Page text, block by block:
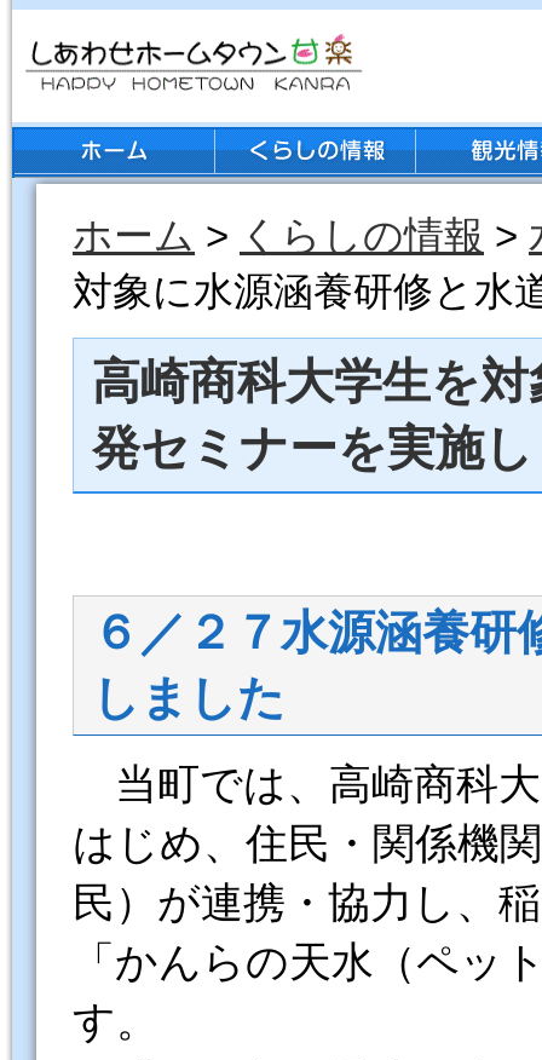
ホーム > くらしの情報 >
対象に水源涵養研修と水
高崎商科大学生を
発セミナーを実施
６／２７水源涵養
しました
当町では、高崎商科
はじめ、住民・関係機
民）が連携・協力し、
「かんらの天水（ペッ
す。